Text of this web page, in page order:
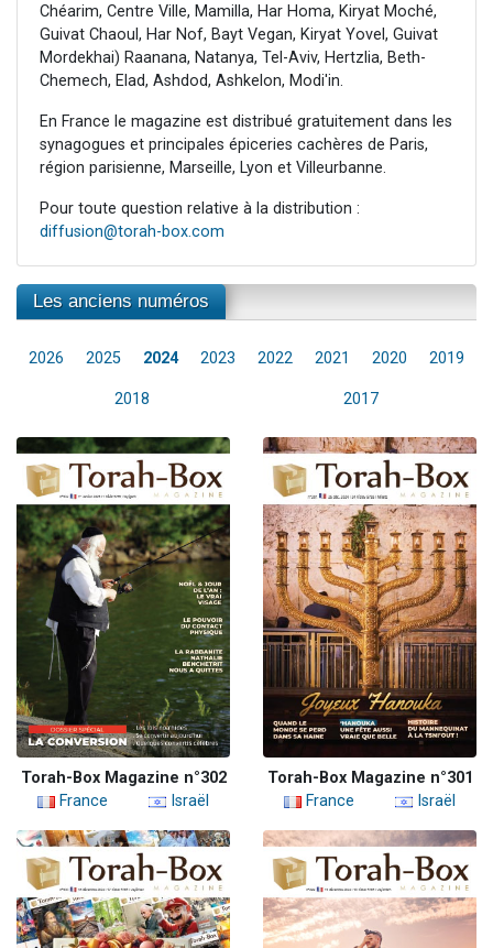
Chéarim, Centre Ville, Mamilla, Har Homa, Kiryat Moché,
Guivat Chaoul, Har Nof, Bayt Vegan, Kiryat Yovel, Guivat
Mordekhai) Raanana, Natanya, Tel-Aviv, Hertzlia, Beth-
Chemech, Elad, Ashdod, Ashkelon, Modi'in.
En France le magazine est distribué gratuitement dans les
synagogues et principales épiceries cachères de Paris,
région parisienne, Marseille, Lyon et Villeurbanne.
Pour toute question relative à la distribution :
diffusion@torah-box.com
Les anciens numéros
2026 2025 2024 2023 2022 2021 2020 2019
2018 2017
Torah-Box Magazine n°302
France
Israël
Torah-Box Magazine n°301
France
Israël